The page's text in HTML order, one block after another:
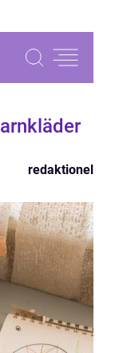
redaktionel